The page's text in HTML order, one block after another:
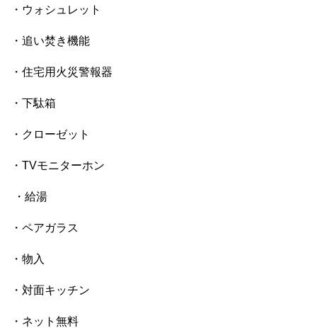
・ウォシュレット
・追い焚き機能
・住宅用火災警報器
・下駄箱
・クローゼット
・TVモニターホン
・給湯
・ペアガラス
・物入
・対面キッチン
・ネット無料